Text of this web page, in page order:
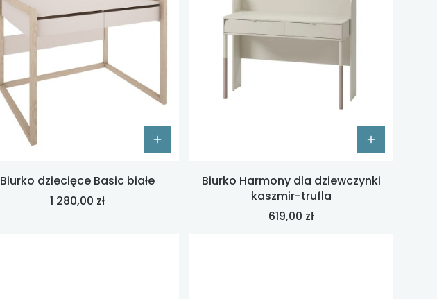
Biurko dziecięce Basic białe
Cena
1 280,00 zł
Biurko Harmony dla dziewczynki
kaszmir-trufla
Cena
619,00 zł